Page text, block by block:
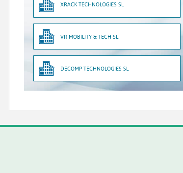
XRACK TECHNOLOGIES SL
VR MOBILITY & TECH SL
DECOMP TECHNOLOGIES SL